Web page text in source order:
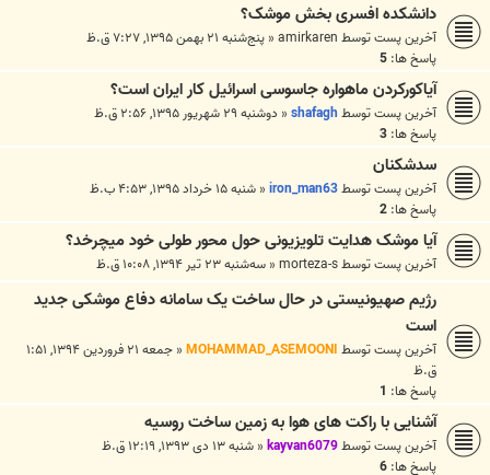
دانشکده افسری بخش موشک؟
آخرین پست توسطamirkaren
« پنج‌شنبه ۲۱ بهمن ۱۳۹۵, ۷:۲۷ ق.ظ
پاسخ ها: 5
آیاکورکردن ماهواره جاسوسی اسرائیل کار ایران است؟
آخرین پست توسطshafagh
« دوشنبه ۲۹ شهریور ۱۳۹۵, ۲:۵۶ ق.ظ
پاسخ ها: 3
سدشکنان
آخرین پست توسطiron_man63
« شنبه ۱۵ خرداد ۱۳۹۵, ۴:۵۳ ب.ظ
پاسخ ها: 2
آیا موشک هدایت تلویزیونی حول محور طولی خود میچرخد؟
آخرین پست توسطmorteza-s
« سه‌شنبه ۲۳ تیر ۱۳۹۴, ۱۰:۰۸ ق.ظ
رژیم صهیونیستی در حال ساخت یک سامانه دفاع موشکی جدید
است
آخرین پست توسطMOHAMMAD_ASEMOONI
«
جمعه ۲۱ فروردین ۱۳۹۴, ۱:۵۱
ق.ظ
پاسخ ها: 1
آشنایی با راکت های هوا به زمین ساخت روسیه
آخرین پست توسطkayvan6079
« شنبه ۱۳ دی ۱۳۹۳, ۱۲:۱۹ ق.ظ
پاسخ ها: 6